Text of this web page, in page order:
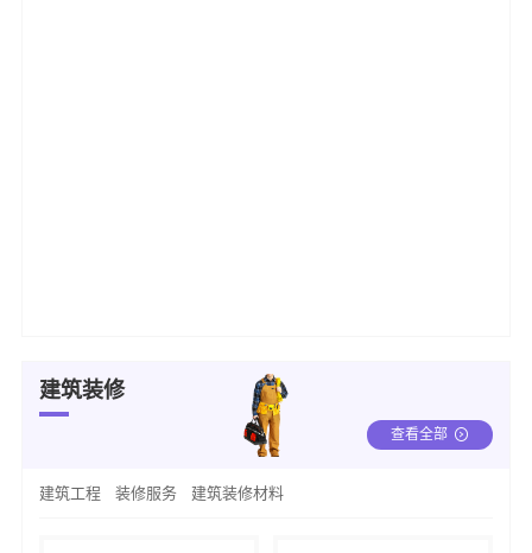
建筑装修
查看全部
建筑工程 装修服务 建筑装修材料